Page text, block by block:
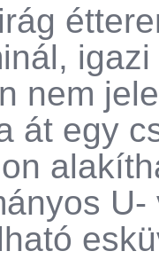
nem
át egy